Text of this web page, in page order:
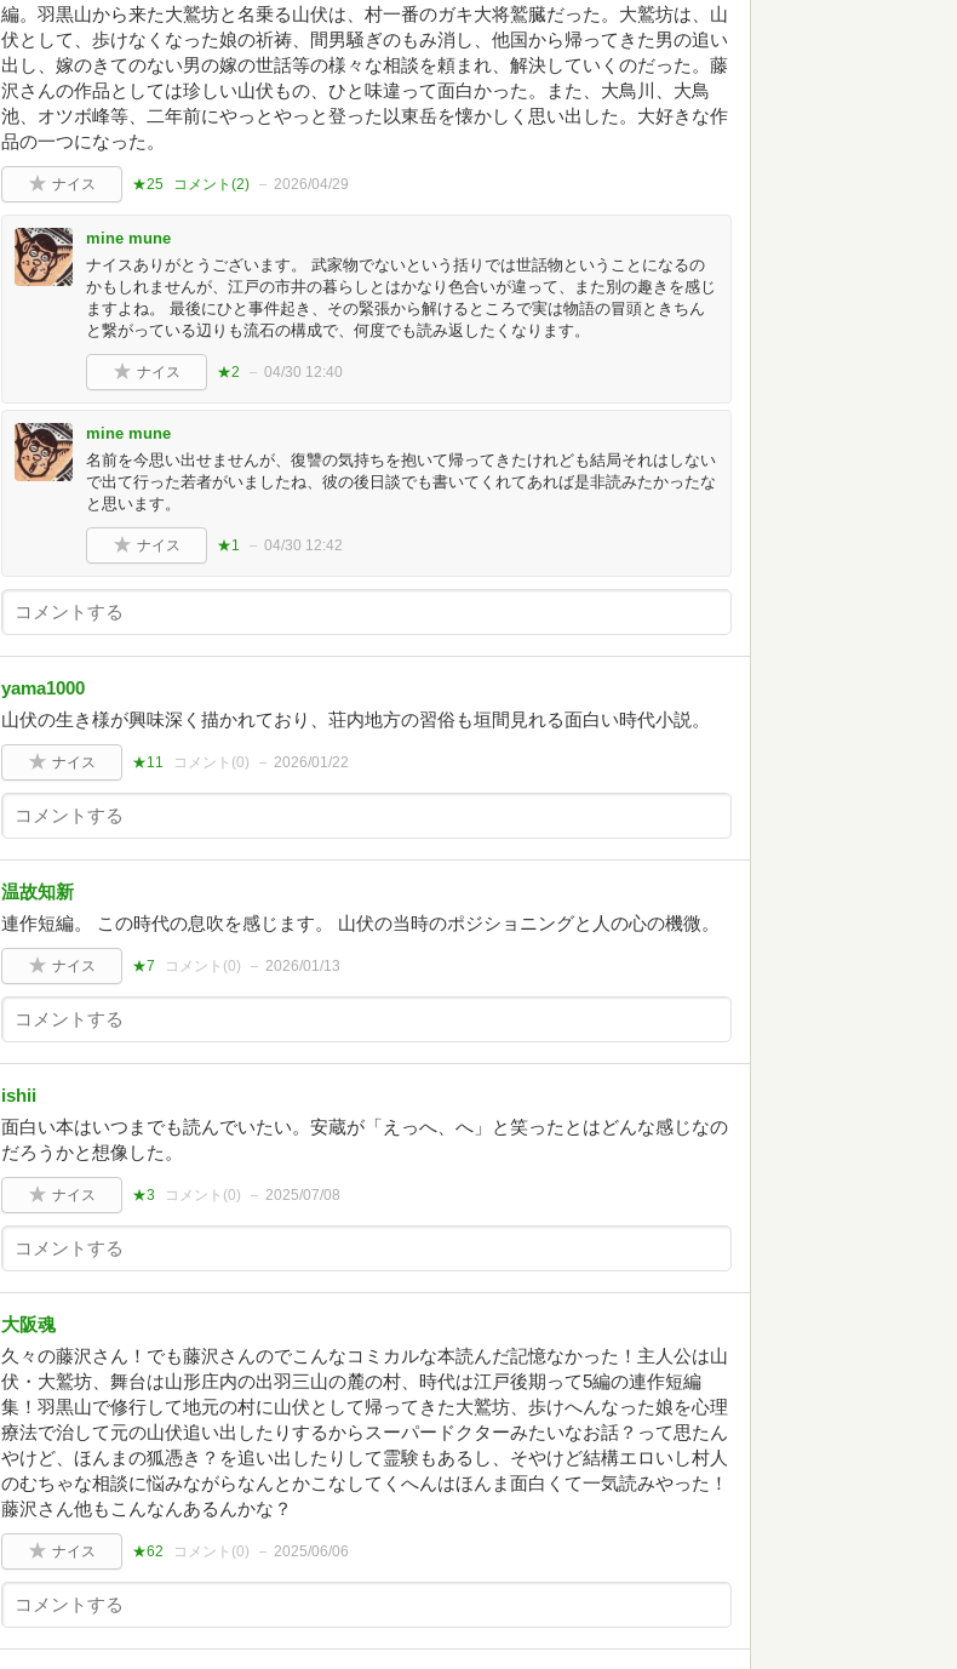
編。羽黒山から来た大鷲坊と名乗る山伏は、村一番のガキ大将鷲臓だった。大鷲坊は、山
伏として、歩けなくなった娘の祈祷、間男騒ぎのもみ消し、他国から帰ってきた男の追い
出し、嫁のきてのない男の嫁の世話等の様々な相談を頼まれ、解決していくのだった。藤
沢さんの作品としては珍しい山伏もの、ひと味違って面白かった。また、大鳥川、大鳥
池、オツボ峰等、二年前にやっとやっと登った以東岳を懐かしく思い出した。大好きな作
品の一つになった。
ナイス ★25 コメント(2) 2026/04/29
mine mune
ナイスありがとうございます。 武家物でないという括りでは世話物ということになるの
かもしれませんが、江戸の市井の暮らしとはかなり色合いが違って、また別の趣きを感じ
ますよね。 最後にひと事件起き、その緊張から解けるところで実は物語の冒頭ときちん
と繋がっている辺りも流石の構成で、何度でも読み返したくなります。
ナイス ★2 04/30 12:40
mine mune
名前を今思い出せませんが、復讐の気持ちを抱いて帰ってきたけれども結局それはしない
で出て行った若者がいましたね、彼の後日談でも書いてくれてあれば是非読みたかったな
と思います。
ナイス ★1 04/30 12:42
yama1000
山伏の生き様が興味深く描かれており、荘内地方の習俗も垣間見れる面白い時代小説。
ナイス ★11 コメント(0) 2026/01/22
温故知新
連作短編。 この時代の息吹を感じます。 山伏の当時のポジショニングと人の心の機微。
ナイス ★7 コメント(0) 2026/01/13
ishii
面白い本はいつまでも読んでいたい。安蔵が「えっへ、へ」と笑ったとはどんな感じなの
だろうかと想像した。
ナイス ★3 コメント(0) 2025/07/08
大阪魂
久々の藤沢さん！でも藤沢さんのでこんなコミカルな本読んだ記憶なかった！主人公は山
伏・大鷲坊、舞台は山形庄内の出羽三山の麓の村、時代は江戸後期って5編の連作短編
集！羽黒山で修行して地元の村に山伏として帰ってきた大鷲坊、歩けへんなった娘を心理
療法で治して元の山伏追い出したりするからスーパードクターみたいなお話？って思たん
やけど、ほんまの狐憑き？を追い出したりして霊験もあるし、そやけど結構エロいし村人
のむちゃな相談に悩みながらなんとかこなしてくへんはほんま面白くて一気読みやった！
藤沢さん他もこんなんあるんかな？
ナイス ★62 コメント(0) 2025/06/06